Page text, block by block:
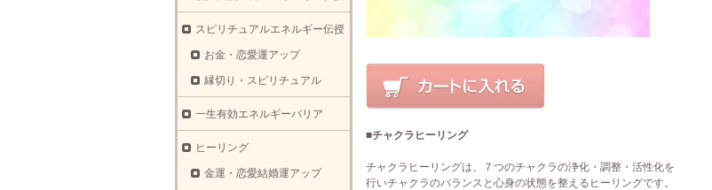
■チャクラヒーリング
チャクラヒーリングは、７つのチャクラの浄化・調整・活性化を
行いチャクラのバランスと心身の状態を整えるヒーリングです。
スピリチュアルエネルギー伝授
お金・恋愛運アップ
縁切り・スピリチュアル
一生有効エネルギーバリア
ヒーリング
金運・恋愛結婚運アップ